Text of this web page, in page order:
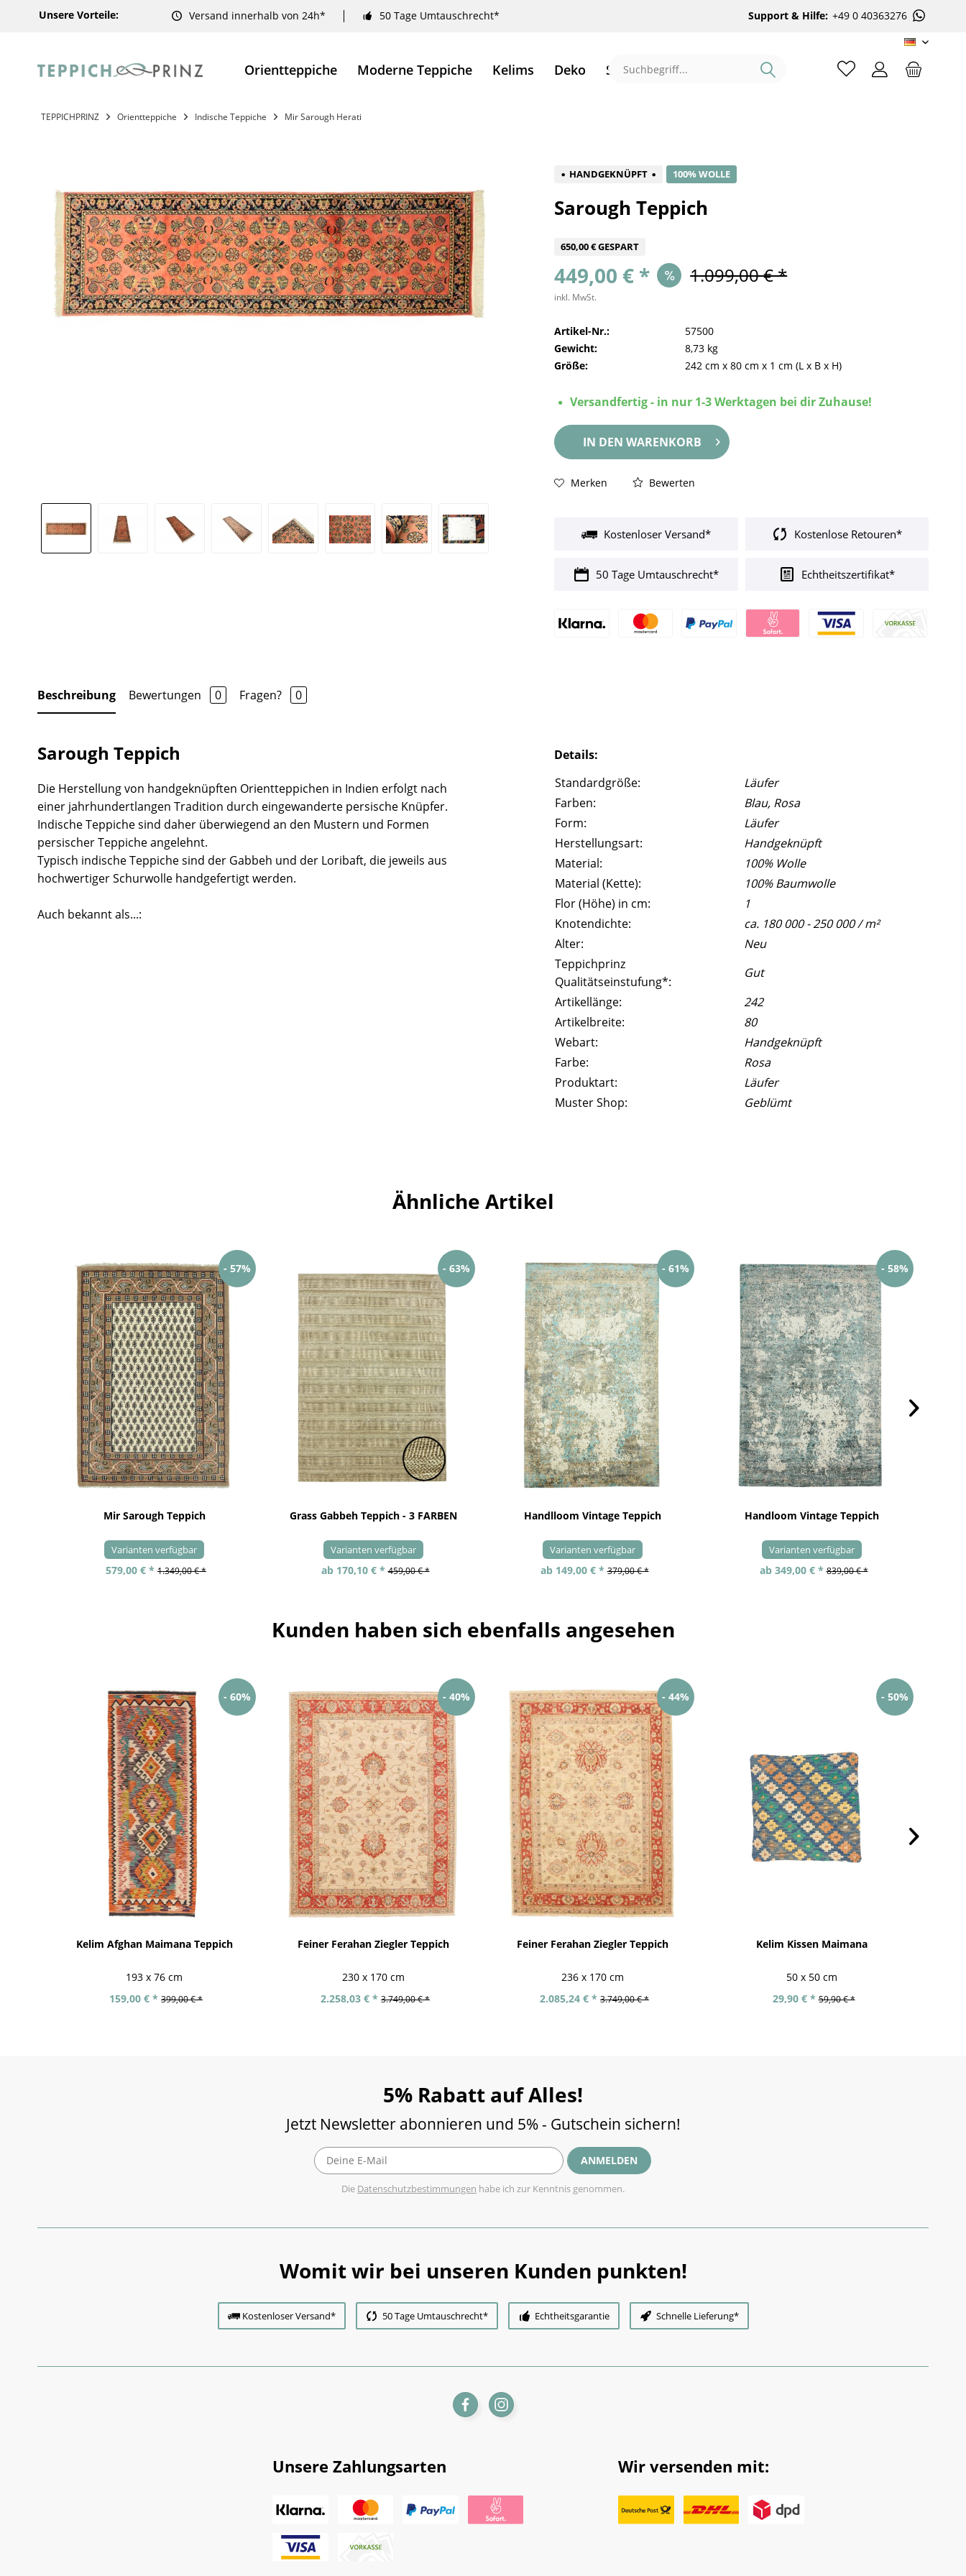
Unsere Vorteile: Versand innerhalb von 24h* 50 Tage Umtauschrecht* Support & Hilfe: +49 0 40363276
DE
Orientteppiche Moderne Teppiche Kelims Deko Sale %
TEPPICHPRINZ Orientteppiche Indische Teppiche Mir Sarough Herati
HANDGEKNÜPFT 100% WOLLE
Sarough Teppich
650,00 € GESPART
449,00 € * 1.099,00 € *
inkl. MwSt.
Artikel-Nr.:
57500
Gewicht:
8,73 kg
Größe:
242 cm x80 cm x 1 cm (L x B x H)
Versandfertig - in nur 1-3 Werktagen bei dir Zuhause!
IN DEN WARENKORB
Merken Bewerten
Kostenloser Versand* Kostenlose Retouren*
50 Tage Umtauschrecht* Echtheitszertifikat*
Beschreibung Bewertungen 0 Fragen? 0
Sarough Teppich
Die Herstellung von handgeknüpften Orientteppichen in Indien erfolgt nach
einer jahrhundertlangen Tradition durch eingewanderte persische Knüpfer.
Indische Teppiche sind daher überwiegend an den Mustern und Formen
persischer Teppiche angelehnt.
Typisch indische Teppiche sind der Gabbeh und der Loribaft, die jeweils aus
hochwertiger Schurwolle handgefertigt werden.
Auch bekannt als...:
Details:
Standardgröße:
Läufer
Farben:
Blau, Rosa
Form:
Läufer
Herstellungsart:
Handgeknüpft
Material:
100% Wolle
Material (Kette):
100% Baumwolle
Flor (Höhe) in cm:
1
Knotendichte:
ca. 180 000 - 250 000 / m²
Alter:
Neu
Teppichprinz
Qualitätseinstufung*:
Gut
Artikellänge:
242
Artikelbreite:
80
Webart:
Handgeknüpft
Farbe:
Rosa
Produktart:
Läufer
Muster Shop:
Geblümt
Ähnliche Artikel
- 57%
Mir Sarough Teppich
Varianten verfügbar
579,00 € * 1.349,00 € *
- 63%
Grass Gabbeh Teppich - 3 FARBEN
Varianten verfügbar
ab 170,10 € * 459,00 € *
- 61%
Handlloom Vintage Teppich
Varianten verfügbar
ab 149,00 € * 379,00 € *
- 58%
Handloom Vintage Teppich
Varianten verfügbar
ab 349,00 € * 839,00 € *
Kunden haben sich ebenfalls angesehen
- 60%
Kelim Afghan Maimana Teppich
193 x 76 cm
159,00 € * 399,00 € *
- 40%
Feiner Ferahan Ziegler Teppich
230 x 170 cm
2.258,03 € * 3.749,00 € *
- 44%
Feiner Ferahan Ziegler Teppich
236 x 170 cm
2.085,24 € * 3.749,00 € *
- 50%
Kelim Kissen Maimana
50 x 50 cm
29,90 € * 59,90 € *
5% Rabatt auf Alles!
Jetzt Newsletter abonnieren und 5% - Gutschein sichern!
ANMELDEN
Die Datenschutzbestimmungen habe ich zur Kenntnis genommen.
Womit wir bei unseren Kunden punkten!
Kostenloser Versand* 50 Tage Umtauschrecht* Echtheitsgarantie Schnelle Lieferung*
Unsere Zahlungsarten Wir versenden mit: